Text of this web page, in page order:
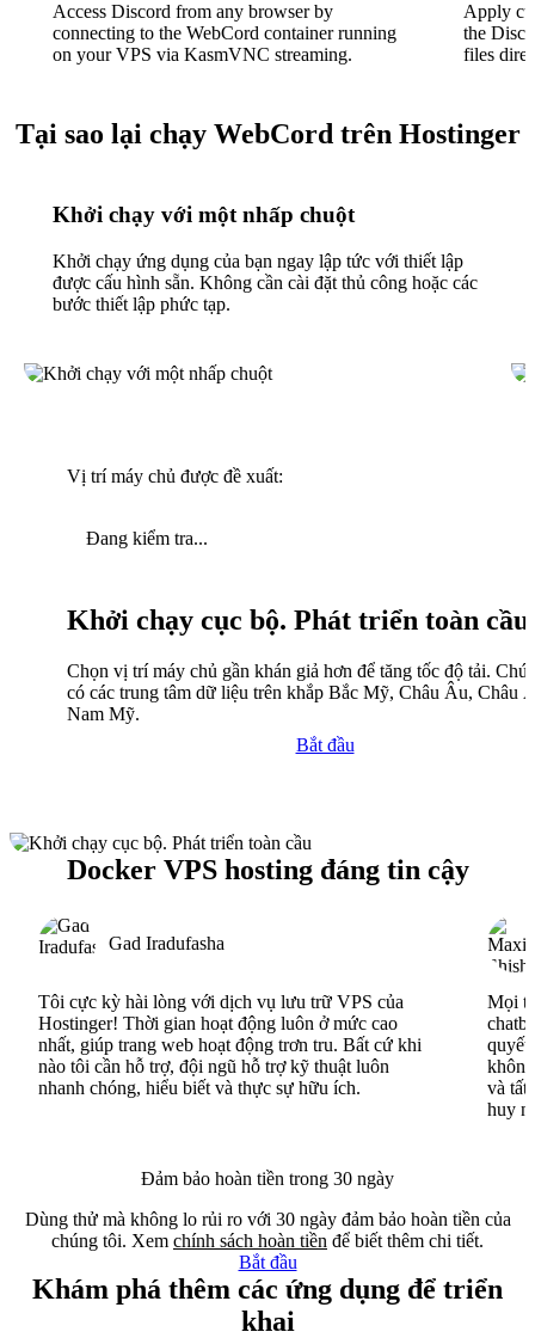
Access Discord from any browser by
connecting to the WebCord container running
on your VPS via KasmVNC streaming.
Apply
the
files
Tại sao lại chạy WebCord trên Hostinger
Khởi chạy với một nhấp chuột
Khởi chạy ứng dụng của bạn ngay lập tức với thiết lập
được cấu hình sẵn. Không cần cài đặt thủ công hoặc các
bước thiết lập phức tạp.
Vị trí máy chủ được đề xuất:
Đang kiểm tra...
Khởi chạy cục bộ. Phát triển toàn cầu
Chọn vị trí máy chủ gần khán giả hơn để tăng tốc độ tải.
có các trung tâm dữ liệu trên khắp Bắc Mỹ, Châu Âu, Châu
Nam Mỹ.
Bắt đầu
Docker VPS hosting đáng tin cậy
Gad Iradufasha
Tôi cực kỳ hài lòng với dịch vụ lưu trữ VPS của
Hostinger! Thời gian hoạt động luôn ở mức cao
nhất, giúp trang web hoạt động trơn tru. Bất cứ khi
nào tôi cần hỗ trợ, đội ngũ hỗ trợ kỹ thuật luôn
nhanh chóng, hiểu biết và thực sự hữu ích.
Mọi
quyết
và tất
huy
Đảm bảo hoàn tiền trong 30 ngày
Dùng thử mà không lo rủi ro với 30 ngày đảm bảo hoàn tiền của
chúng tôi. Xem chính sách hoàn tiền để biết thêm chi tiết.
Bắt đầu
Khám phá thêm các ứng dụng để triển
khai